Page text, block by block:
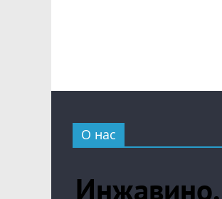
О нас